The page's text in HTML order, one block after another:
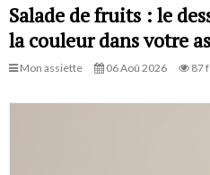
Salade de fruits : le
la couleur dans votre
Mon assiette 06 Aoû 2026 87